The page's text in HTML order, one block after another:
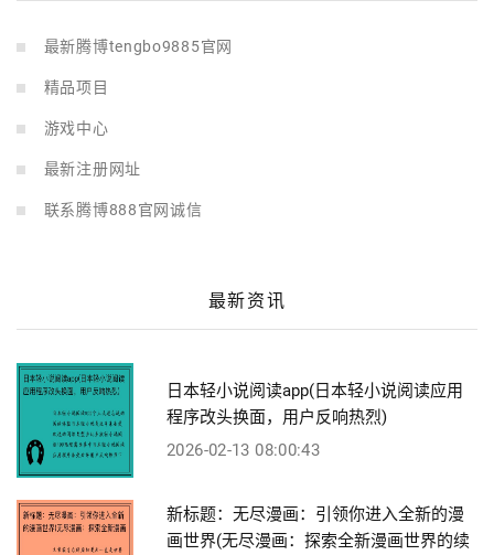
最新腾博tengbo9885官网
精品项目
游戏中心
最新注册网址
联系腾博888官网诚信
最新资讯
日本轻小说阅读app(日本轻小说阅读应用
程序改头换面，用户反响热烈)
2026-02-13 08:00:43
新标题：无尽漫画：引领你进入全新的漫
画世界(无尽漫画：探索全新漫画世界的续